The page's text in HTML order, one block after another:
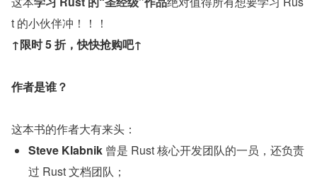
t 的小伙伴冲！！！
↑限时 5 折，快快抢购吧↑
作者是谁？
这本书的作者大有来头：
Steve Klabnik 曾是 Rust 核心开发团队的一员，还负责
过 Rust 文档团队；